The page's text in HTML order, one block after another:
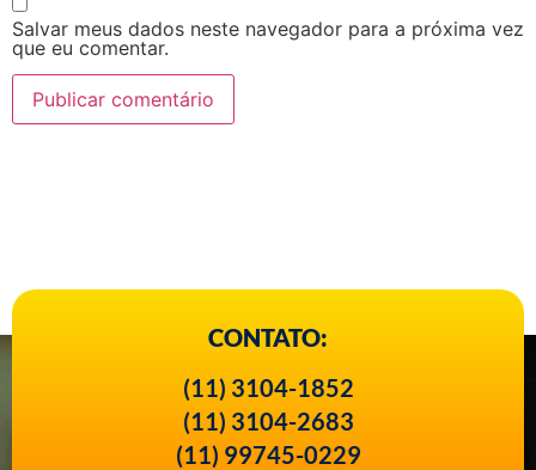
Salvar meus dados neste navegador para a próxima vez
que eu comentar.
CONTATO:
(11) 3104-1852
(11) 3104-2683
(11) 99745-0229